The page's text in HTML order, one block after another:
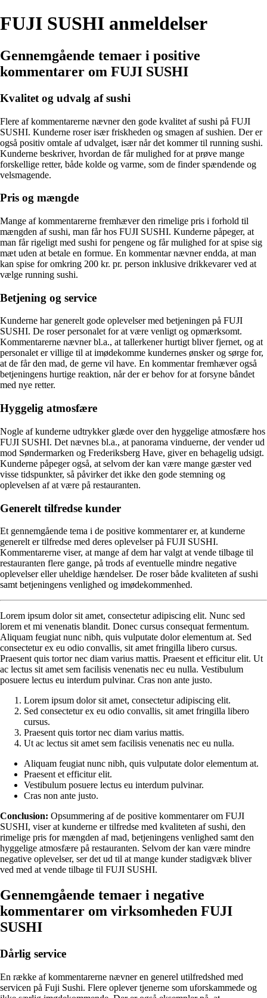
FUJI SUSHI anmeldelser
Gennemgående temaer i positive
kommentarer om FUJI SUSHI
Kvalitet og udvalg af sushi
Flere af kommentarerne nævner den gode kvalitet af sushi på FUJI
SUSHI. Kunderne roser især friskheden og smagen af sushien. Der er
også positiv omtale af udvalget, især når det kommer til running sushi.
Kunderne beskriver, hvordan de får mulighed for at prøve mange
forskellige retter, både kolde og varme, som de finder spændende og
velsmagende.
Pris og mængde
Mange af kommentarerne fremhæver den rimelige pris i forhold til
mængden af sushi, man får hos FUJI SUSHI. Kunderne påpeger, at
man får rigeligt med sushi for pengene og får mulighed for at spise sig
mæt uden at betale en formue. En kommentar nævner endda, at man
kan spise for omkring 200 kr. pr. person inklusive drikkevarer ved at
vælge running sushi.
Betjening og service
Kunderne har generelt gode oplevelser med betjeningen på FUJI
SUSHI. De roser personalet for at være venligt og opmærksomt.
Kommentarerne nævner bl.a., at tallerkener hurtigt bliver fjernet, og at
personalet er villige til at imødekomme kundernes ønsker og sørge for,
at de får den mad, de gerne vil have. En kommentar fremhæver også
betjeningens hurtige reaktion, når der er behov for at forsyne båndet
med nye retter.
Hyggelig atmosfære
Nogle af kunderne udtrykker glæde over den hyggelige atmosfære hos
FUJI SUSHI. Det nævnes bl.a., at panorama vinduerne, der vender ud
mod Søndermarken og Frederiksberg Have, giver en behagelig udsigt.
Kunderne påpeger også, at selvom der kan være mange gæster ved
visse tidspunkter, så påvirker det ikke den gode stemning og
oplevelsen af at være på restauranten.
Generelt tilfredse kunder
Et gennemgående tema i de positive kommentarer er, at kunderne
generelt er tilfredse med deres oplevelser på FUJI SUSHI.
Kommentarerne viser, at mange af dem har valgt at vende tilbage til
restauranten flere gange, på trods af eventuelle mindre negative
oplevelser eller uheldige hændelser. De roser både kvaliteten af sushi
samt betjeningens venlighed og imødekommenhed.
Lorem ipsum dolor sit amet, consectetur adipiscing elit. Nunc sed
lorem et mi venenatis blandit. Donec cursus consequat fermentum.
Aliquam feugiat nunc nibh, quis vulputate dolor elementum at. Sed
consectetur ex eu odio convallis, sit amet fringilla libero cursus.
Praesent quis tortor nec diam varius mattis. Praesent et efficitur elit. Ut
ac lectus sit amet sem facilisis venenatis nec eu nulla. Vestibulum
posuere lectus eu interdum pulvinar. Cras non ante justo.
Lorem ipsum dolor sit amet, consectetur adipiscing elit.
Sed consectetur ex eu odio convallis, sit amet fringilla libero
cursus.
Praesent quis tortor nec diam varius mattis.
Ut ac lectus sit amet sem facilisis venenatis nec eu nulla.
Aliquam feugiat nunc nibh, quis vulputate dolor elementum at.
Praesent et efficitur elit.
Vestibulum posuere lectus eu interdum pulvinar.
Cras non ante justo.
Conclusion: Opsummering af de positive kommentarer om FUJI
SUSHI, viser at kunderne er tilfredse med kvaliteten af sushi, den
rimelige pris for mængden af mad, betjeningens venlighed samt den
hyggelige atmosfære på restauranten. Selvom der kan være mindre
negative oplevelser, ser det ud til at mange kunder stadigvæk bliver
ved med at vende tilbage til FUJI SUSHI.
Gennemgående temaer i negative
kommentarer om virksomheden FUJI
SUSHI
Dårlig service
En række af kommentarerne nævner en generel utilfredshed med
servicen på Fuji Sushi. Flere oplever tjenerne som uforskammede og